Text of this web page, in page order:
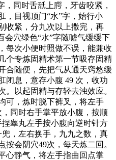
，同时舌舐上腭，牙齿咬紧，
，目视顶门“水”字，始行小
收紧，分九次以上撒完，再
会穴绿色“水”字随嘘气缓缓下
每次小便时照做不误，能兼收
个专炼固精术第一节吸存固精
合随便，先把气从通天窍悠缓
闭息，意存小腹 49 次，收功
。以起固精与存轻去浊效应。
可，炼时脱下裤叉，将左手
同时右手掌平放小腹，按顺
睾丸左手按小腹向逆时针方
，左右换手，九九之数，真
按会阴穴49次，每天炼二回。
心静气，将左手指曲回点掌